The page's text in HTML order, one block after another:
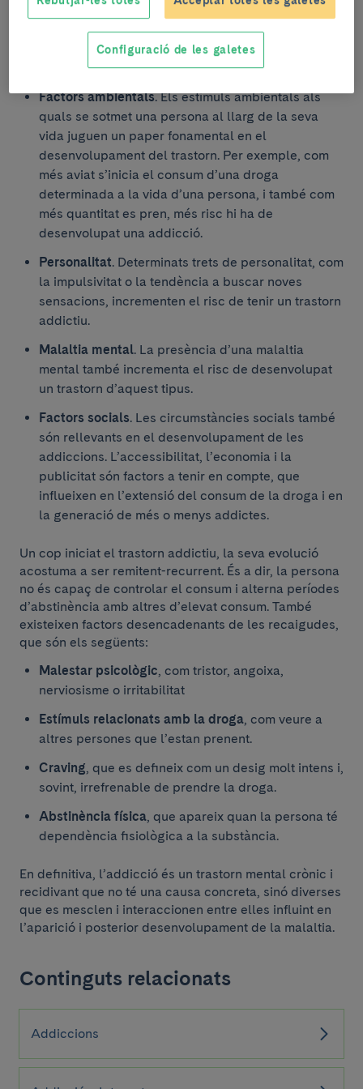
trastorn addictiu són els següents:
Factors genètics. Un dels factors fonamentals ve
determinat per la genètica.
Factors ambientals. Els estímuls ambientals als
quals se sotmet una persona al llarg de la seva
vida juguen un paper fonamental en el
desenvolupament del trastorn. Per exemple, com
més aviat s’inicia el consum d’una droga
determinada a la vida d’una persona, i també com
més quantitat es pren, més risc hi ha de
desenvolupat una addicció.
Personalitat. Determinats trets de personalitat, com
la impulsivitat o la tendència a buscar noves
sensacions, incrementen el risc de tenir un trastorn
addictiu.
Malaltia mental. La presència d’una malaltia
mental també incrementa el risc de desenvolupat
un trastorn d’aquest tipus.
Factors socials. Les circumstàncies socials també
són rellevants en el desenvolupament de les
addiccions. L’accessibilitat, l’economia i la
publicitat són factors a tenir en compte, que
influeixen en l’extensió del consum de la droga i en
la generació de més o menys addictes.
Un cop iniciat el trastorn addictiu, la seva evolució
acostuma a ser remitent-recurrent. És a dir, la persona
no és capaç de controlar el consum i alterna períodes
d’abstinència amb altres d’elevat consum. També
existeixen factors desencadenants de les recaigudes,
que són els següents:
Malestar psicològic, com tristor, angoixa,
nerviosisme o irritabilitat
Estímuls relacionats amb la droga, com veure a
altres persones que l’estan prenent.
Craving, que es defineix com un desig molt intens i,
sovint, irrefrenable de prendre la droga.
Abstinència física, que apareix quan la persona té
dependència fisiològica a la substància.
En definitiva, l’addicció és un trastorn mental crònic i
recidivant que no té una causa concreta, sinó diverses
que es mesclen i interaccionen entre elles influint en
l’aparició i posterior desenvolupament de la malaltia.
Continguts relacionats
Addiccions
Configuració de les galetes